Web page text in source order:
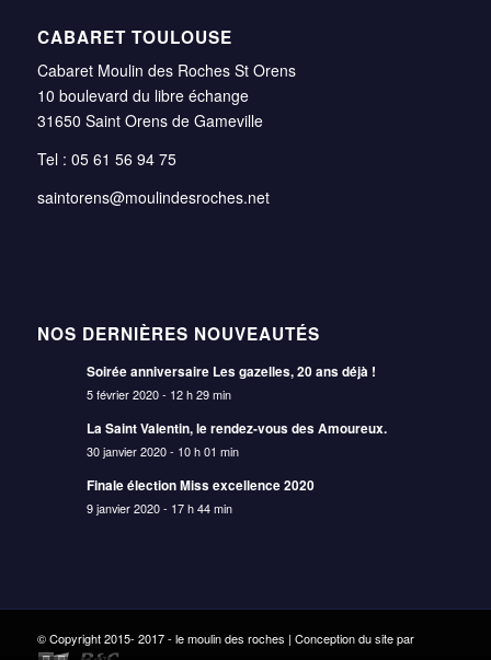
CABARET TOULOUSE
Cabaret Moulin des Roches St Orens
10 boulevard du libre échange
31650 Saint Orens de Gameville
Tel : 05 61 56 94 75
saintorens@moulindesroches.net
NOS DERNIÈRES NOUVEAUTÉS
Soirée anniversaire Les gazelles, 20 ans déjà !
5 février 2020 - 12 h 29 min
La Saint Valentin, le rendez-vous des Amoureux.
30 janvier 2020 - 10 h 01 min
Finale élection Miss excellence 2020
9 janvier 2020 - 17 h 44 min
© Copyright 2015- 2017 - le moulin des roches | Conception du site par